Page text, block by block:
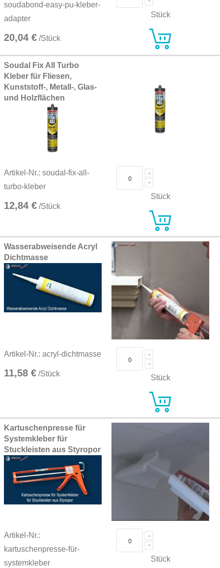
soudabond-easy-pu-kleber-
adapter
20,04 € /Stück
Stück
Soudal Fix All Turbo
Kleber für Fliesen,
Kunststoff-, Metall-, Glas-
und Holzflächen
Artikel-Nr.: soudal-fix-all-
turbo-kleber
12,84 € /Stück
Stück
Wasserabweisende Acryl
Dichtmasse
Artikel-Nr.: acryl-dichtmasse
11,58 € /Stück Stück
Kartuschenpresse für
Systemkleber für
Stuckleisten aus Styropor
Artikel-Nr.:
kartuschenpresse-für-
systemkleber
Stück